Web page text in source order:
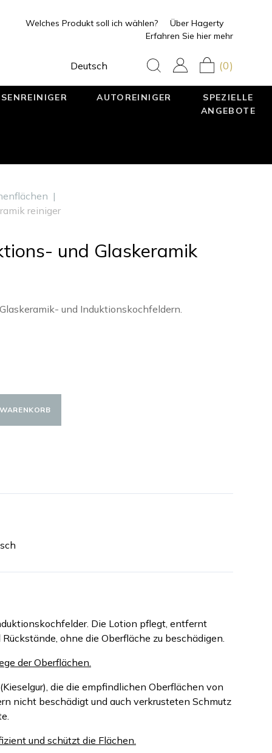
Welches Produkt soll ich wählen?
Über Hagerty
Erfahren Sie hier mehr
Deutsch (0)
AUTOREINIGER
SPEZIELLE
ANGEBOTE
|
reiniger
und Glaskeramik
und Induktionskochfeldern.
Die Lotion pflegt, entfernt
ohne die Oberfläche zu beschädigen.
der Oberflächen.
die die empfindlichen Oberflächen von
nicht beschädigt und auch verkrusteten Schmutz
und schützt die Flächen.